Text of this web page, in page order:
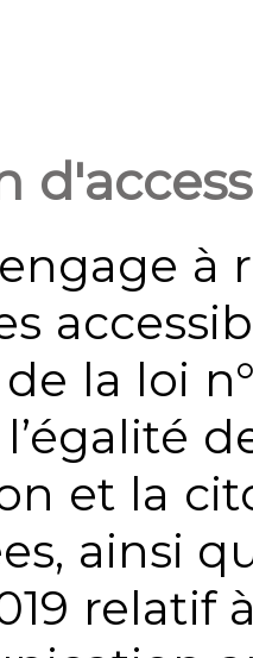
à
la loi
et la
ainsi
relatif